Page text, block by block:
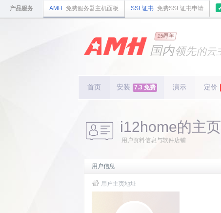
产品服务 AMH 免费服务器主机面板 SSL证书 免费SSL证书申请
15周年
国内领先 的云
安全 稳定轻量
持续更新 15周
首页 安装 7.3 免费 演示 定价
i12home的主页
用户资料信息与软件店铺
用户信息
用户主页地址